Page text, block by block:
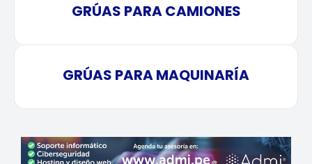
GRÚAS PARA CAMIONES
GRÚAS PARA MAQUINARÍA